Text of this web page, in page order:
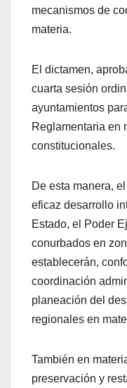
mecanismos de
materia.
El dictamen,
cuarta sesión
ayuntamientos
Reglamentaria en
constitucionales.
De esta manera,
eficaz desarrollo
Estado, el Poder
conurbados en
establecerán,
coordinación
planeación del
regionales en
También en
preservación y